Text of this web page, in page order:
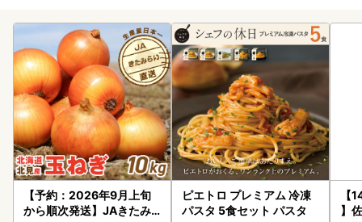
【予約：2026年9月上旬
から順次発送】JAきたみ
ピエトロ プレミアム 冷凍
パスタ 5食セット パスタ
【
】